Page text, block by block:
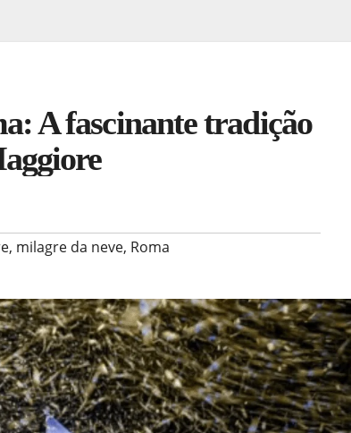
A fascinante tradição
, milagre da neve, Roma